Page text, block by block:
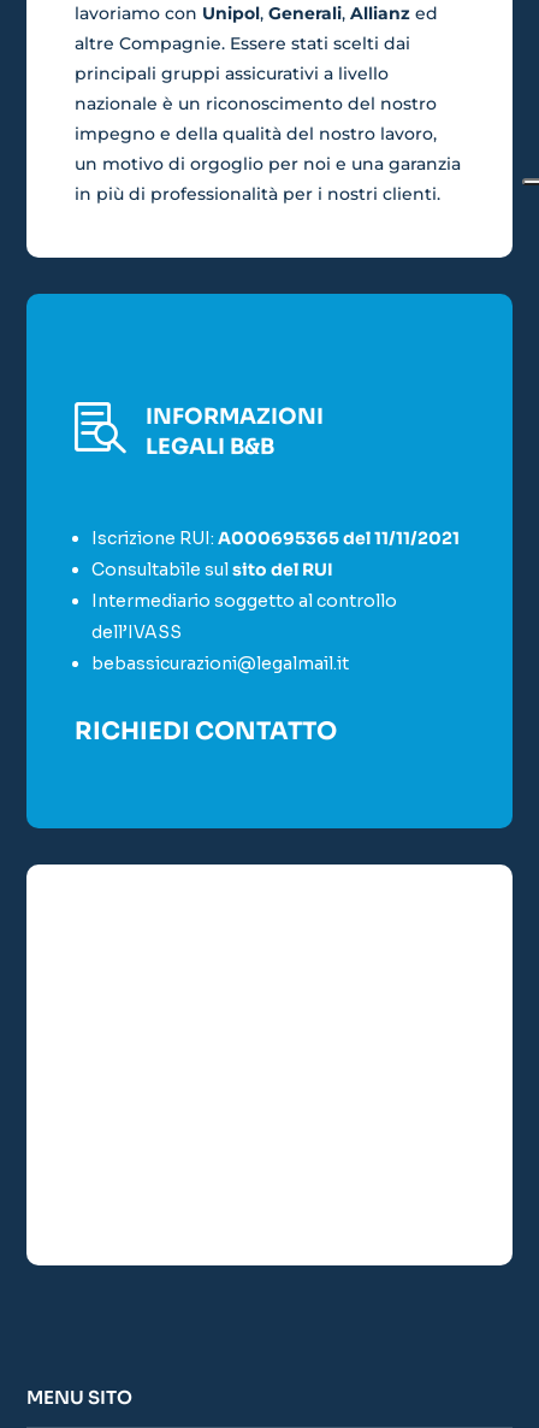
lavoriamo con Unipol,Generali,Allianz ed
altre Compagnie. Essere stati scelti dai
principali gruppi assicurativi a livello
nazionale è un riconoscimento del nostro
impegno e della qualità del nostro lavoro,
un motivo di orgoglio per noi e una garanzia
in più di professionalità per i nostri clienti.

INFORMAZIONI
LEGALI B&B
Iscrizione RUI:A000695365 del 11/11/2021
Consultabile sulsito del RUI
Intermediario soggetto al controllo
dell’IVASS
bebassicurazioni@legalmail.it
RICHIEDI CONTATTO
MENU SITO